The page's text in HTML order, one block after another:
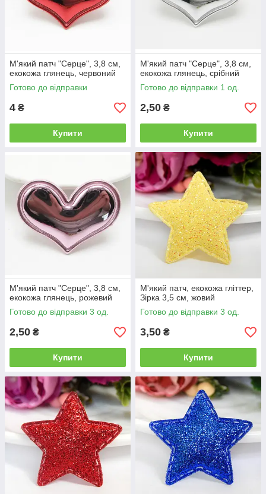
М'який патч "Серце", 3,8 см,
екокожа глянець, червоний
Готово до відправки
4 ₴
Купити
М'який патч "Серце", 3,8 см,
екокожа глянець, срібний
Готово до відправки 1 од.
2,50 ₴
Купити
М'який патч "Серце", 3,8 см,
екокожа глянець, рожевий
Готово до відправки 3 од.
2,50 ₴
Купити
М'який патч, екокожа гліттер,
Зірка 3,5 см, жовий
Готово до відправки 3 од.
3,50 ₴
Купити